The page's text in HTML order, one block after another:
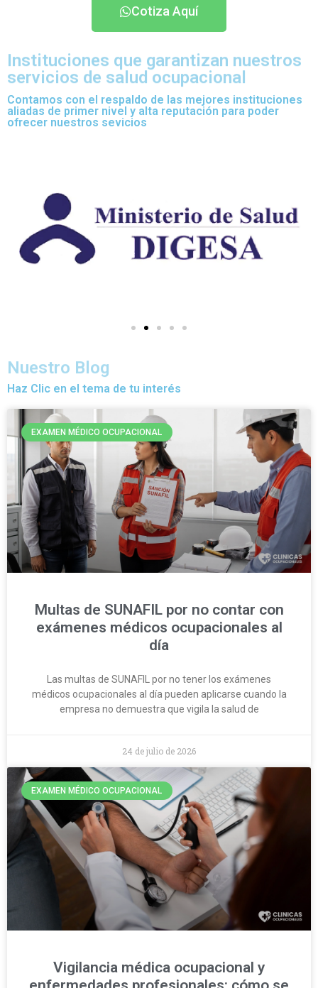
Cotiza Aquí
Instituciones que garantizan nuestros
servicios de salud ocupacional
Contamos con el respaldo de las mejores instituciones
aliadas de primer nivel y alta reputación para poder
ofrecer nuestros sevicios
Nuestro Blog
Haz Clic en el tema de tu interés
EXAMEN MÉDICO OCUPACIONAL
Multas de SUNAFIL por no contar con
exámenes médicos ocupacionales al
día
Las multas de SUNAFIL por no tener los exámenes
médicos ocupacionales al día pueden aplicarse cuando la
empresa no demuestra que vigila la salud de
24 de julio de 2026
EXAMEN MÉDICO OCUPACIONAL
Vigilancia médica ocupacional y